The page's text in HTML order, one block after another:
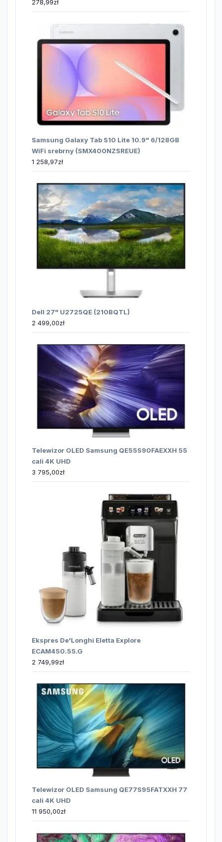
278,99zł
Samsung Galaxy Tab S10 Lite 10.9" 6/128GB
WiFi srebrny (SMX400NZSREUE)
1 258,97zł
Dell 27" U2725QE (210BQTL)
2 499,00zł
Telewizor OLED Samsung QE55S90FAEXXH 55
cali 4K UHD
3 795,00zł
Ekspres De'Longhi Eletta Explore
ECAM450.55.G
2 749,99zł
Telewizor OLED Samsung QE77S95FATXXH 77
cali 4K UHD
11 950,00zł